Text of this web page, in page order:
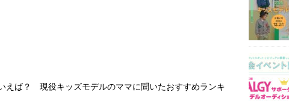
えば？ 現役キッズモデルのママに聞いたおすすめランキ